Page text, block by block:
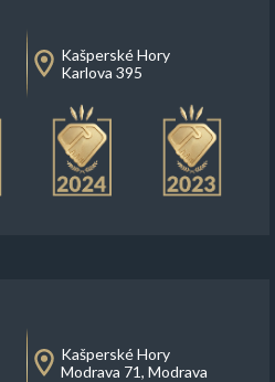
Kašperské Hory
Karlova 395
Kašperské Hory
Modrava 71, Modrava